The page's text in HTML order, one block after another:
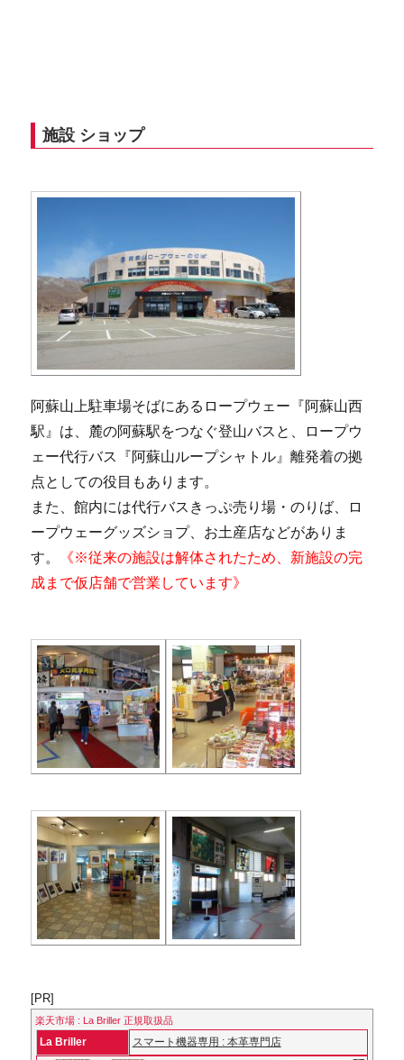
施設 ショップ
阿蘇山上駐車場そばにあるロープウェー『阿蘇山西
駅』は、麓の阿蘇駅をつなぐ登山バスと、ロープウ
ェー代行バス『阿蘇山ループシャトル』離発着の拠
点としての役目もあります。
また、館内には代行バスきっぷ売り場・のりば、ロ
ープウェーグッズショプ、お土産店などがありま
す。
《※従来の施設は解体されたため、新施設の完
成まで仮店舗で営業しています》
[PR]
楽天市場 : La Briller 正規取扱品
La Briller スマート機器専用 : 本革専門店